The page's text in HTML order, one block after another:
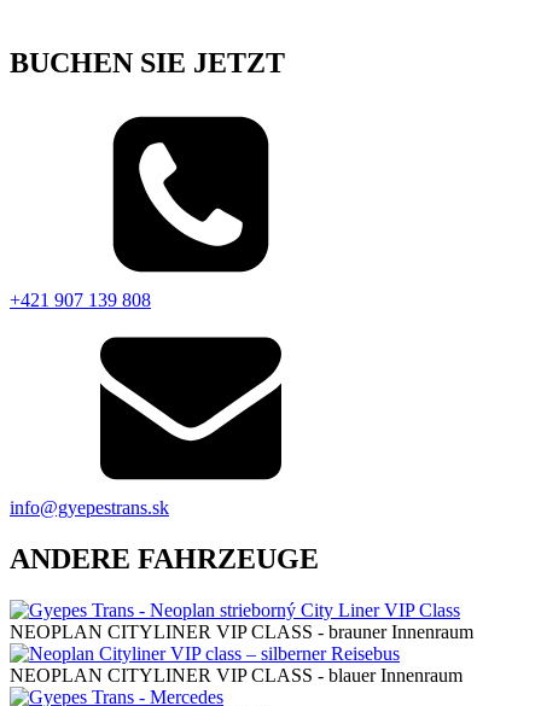
BUCHEN SIE JETZT
+421 907 139 808
info@gyepestrans.sk
ANDERE FAHRZEUGE
NEOPLAN CITYLINER VIP CLASS - brauner Innenraum
NEOPLAN CITYLINER VIP CLASS - blauer Innenraum